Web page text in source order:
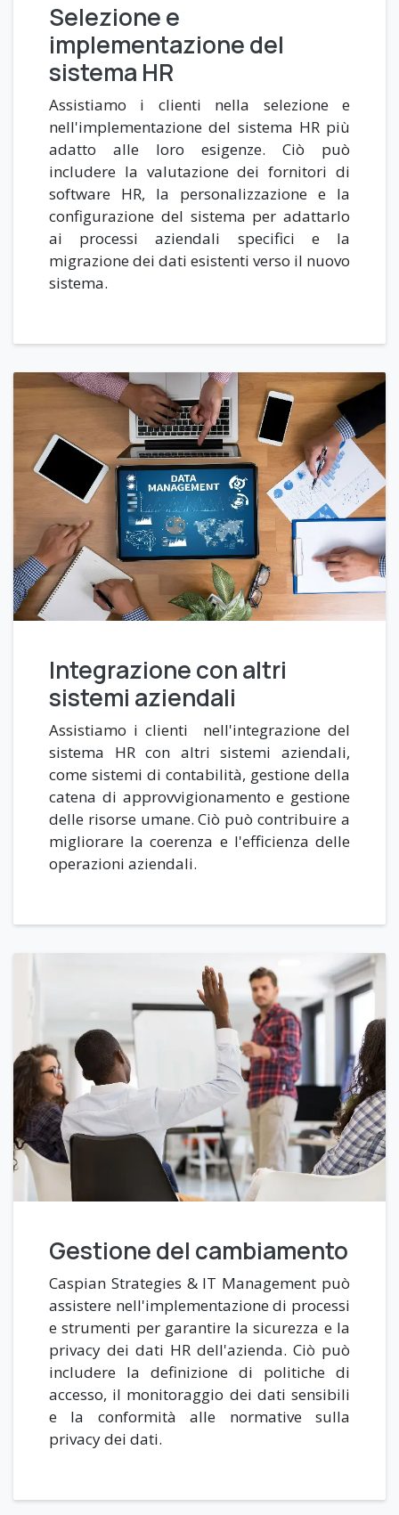
Selezione e
implementazione del
sistema HR
Assistiamo i clienti nella selezione e
nell'implementazione del sistema HR più
adatto alle loro esigenze. Ciò può
includere la valutazione dei fornitori di
software HR, la personalizzazione e la
configurazione del sistema per adattarlo
ai processi aziendali specifici e la
migrazione dei dati esistenti verso il nuovo
sistema.
Integrazione con altri
sistemi aziendali
Assistiamo i clienti nell'integrazione del
sistema HR con altri sistemi aziendali,
come sistemi di contabilità, gestione della
catena di approvvigionamento e gestione
delle risorse umane. Ciò può contribuire a
migliorare la coerenza e l'efficienza delle
operazioni aziendali.
Gestione del cambiamento
Caspian Strategies & IT Management può
assistere nell'implementazione di processi
e strumenti per garantire la sicurezza e la
privacy dei dati HR dell'azienda. Ciò può
includere la definizione di politiche di
accesso, il monitoraggio dei dati sensibili
e la conformità alle normative sulla
privacy dei dati.